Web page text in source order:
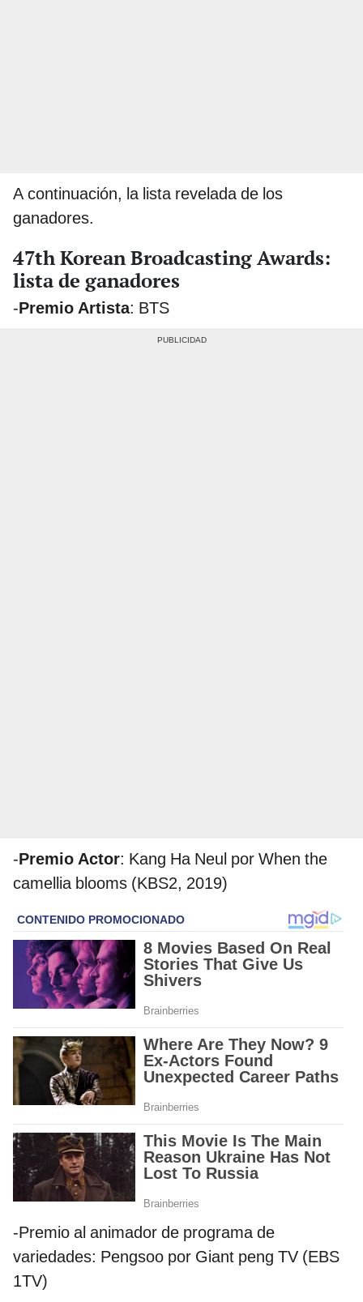
A continuación, la lista revelada de los
ganadores.
47th Korean Broadcasting Awards:
lista de ganadores
-Premio Artista: BTS
-Premio Actor: Kang Ha Neul por When the
camellia blooms (KBS2, 2019)
-Premio al animador de programa de
variedades: Pengsoo por Giant peng TV (EBS
1TV)